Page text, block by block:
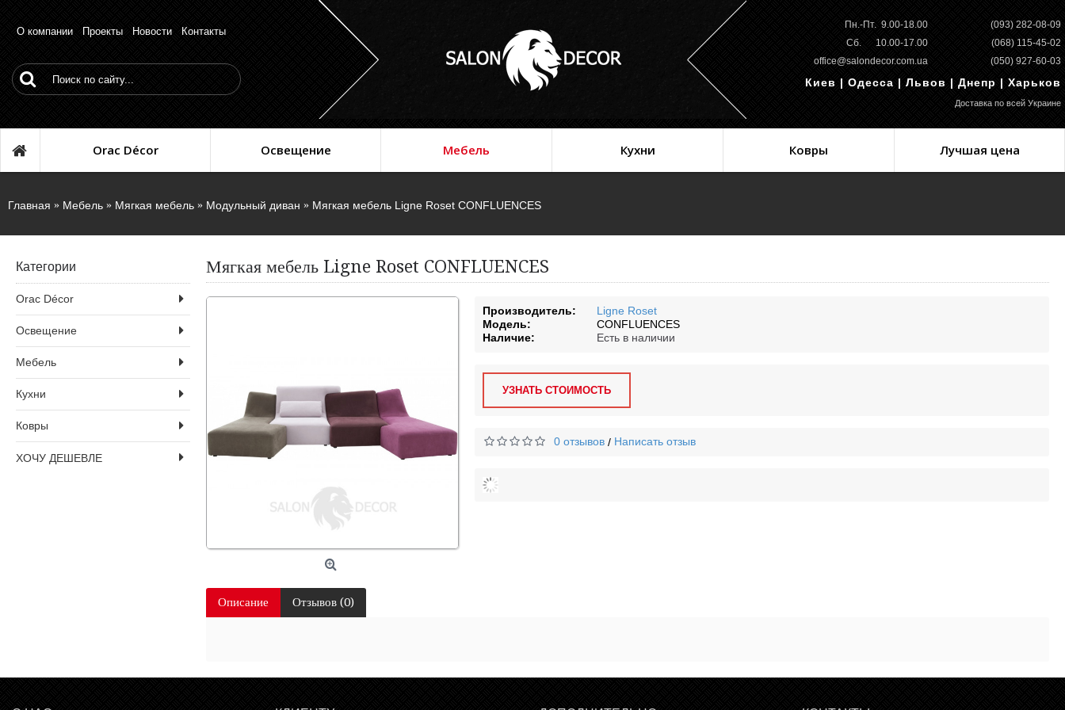
О компании Проекты Новости Контакты
Пн.-Пт. 9.00-18.00
Сб. 10.00-17.00
office@salondecor.com.ua
(093) 282-08-09
(068) 115-45-02
(050) 927-60-03
Киев | Одесса | Львов | Днепр | Харьков
Доставка по всей Украине
Orac Décor Освещение Мебель Кухни Ковры Лучшая цена
Главная Мебель Мягкая мебель Модульный диван Мягкая мебель Ligne Roset CONFLUENCES
Категории
Orac Décor
Освещение
Мебель
Кухни
Ковры
ХОЧУ ДЕШЕВЛЕ
Мягкая мебель Ligne Roset CONFLUENCES
Производитель:
Ligne Roset
Модель:
CONFLUENCES
Наличие:
Есть в наличии
УЗНАТЬ СТОИМОСТЬ
0 отзывов / Написать отзыв
Описание Отзывов (0)